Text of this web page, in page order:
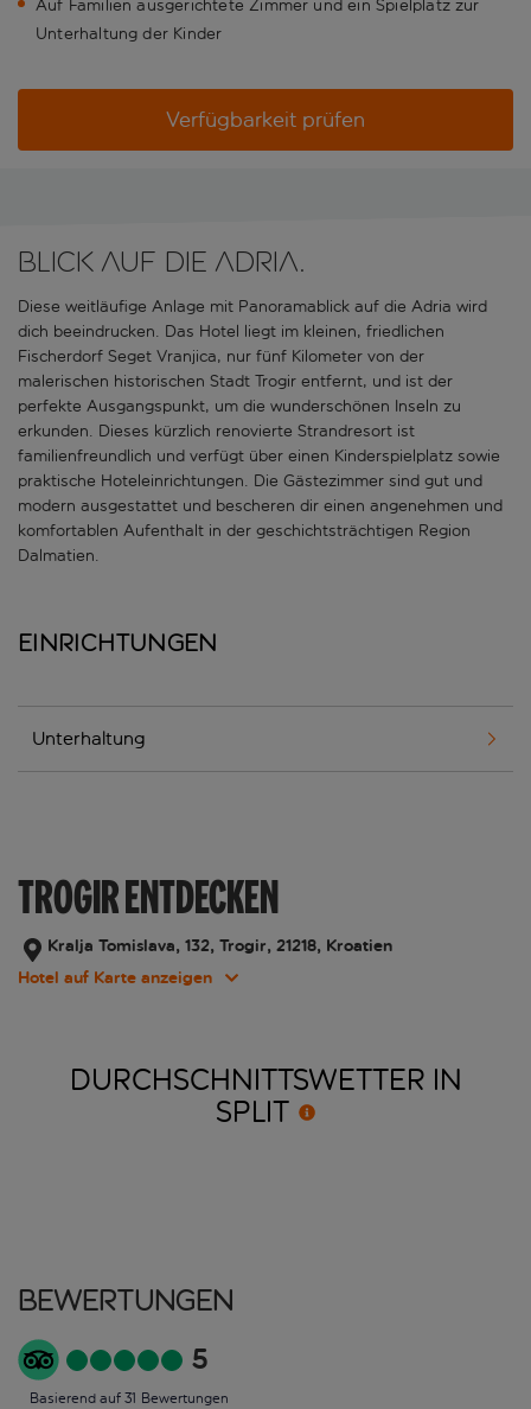
Auf Familien ausgerichtete Zimmer und ein Spielplatz zur
Unterhaltung der Kinder
Verfügbarkeit prüfen
Blick auf die Adria.
Diese weitläufige Anlage mit Panoramablick auf die Adria wird
dich beeindrucken. Das Hotel liegt im kleinen, friedlichen
Fischerdorf Seget Vranjica, nur fünf Kilometer von der
malerischen historischen Stadt Trogir entfernt, und ist der
perfekte Ausgangspunkt, um die wunderschönen Inseln zu
erkunden. Dieses kürzlich renovierte Strandresort ist
familienfreundlich und verfügt über einen Kinderspielplatz sowie
praktische Hoteleinrichtungen. Die Gästezimmer sind gut und
modern ausgestattet und bescheren dir einen angenehmen und
komfortablen Aufenthalt in der geschichtsträchtigen Region
Dalmatien.
Einrichtungen
Unterhaltung
TROGIR ENTDECKEN
Kralja Tomislava, 132, Trogir, 21218, Kroatien
Hotel auf Karte anzeigen
DURCHSCHNITTSWETTER IN
SPLIT
Bewertungen
5
Basierend auf 31 Bewertungen